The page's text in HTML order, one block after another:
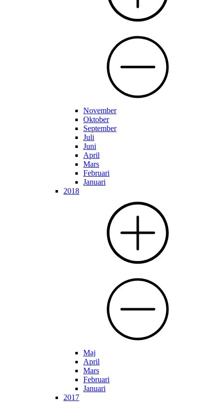
November
Oktober
September
Juli
Juni
April
Mars
Februari
Januari
2018
Maj
April
Mars
Februari
Januari
2017